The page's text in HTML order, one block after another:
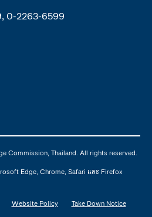
0-2263-6599
Commission, Thailand. All rights reserved.
Edge, Chrome, Safari และ Firefox
Website Policy Take Down Notice